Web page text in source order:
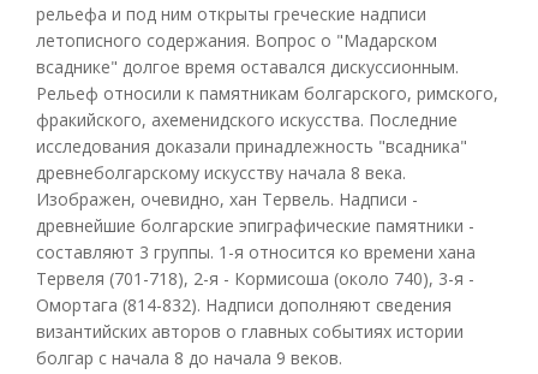
рельефа и под ним открыты греческие надписи
летописного содержания. Вопрос о "Мадарском
всаднике" долгое время оставался дискуссионным.
Рельеф относили к памятникам болгарского, римского,
фракийского, ахеменидского искусства. Последние
исследования доказали принадлежность "всадника"
древнеболгарскому искусству начала 8 века.
Изображен, очевидно, хан Тервель. Надписи -
древнейшие болгарские эпиграфические памятники -
составляют 3 группы. 1-я относится ко времени хана
Тервеля (701-718), 2-я - Кормисоша (около 740), 3-я -
Омортага (814-832). Надписи дополняют сведения
византийских авторов о главных событиях истории
болгар с начала 8 до начала 9 веков.